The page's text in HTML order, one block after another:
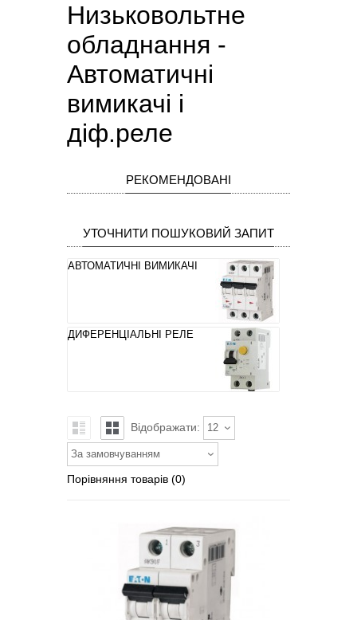
Низьковольтне
обладнання -
Автоматичні
вимикачі і
діф.реле
РЕКОМЕНДОВАНІ
УТОЧНИТИ ПОШУКОВИЙ ЗАПИТ
АВТОМАТИЧНІ ВИМИКАЧІ
ДИФЕРЕНЦІАЛЬНІ РЕЛЕ
Відображати: 12
За замовчуванням
Порівняння товарів (0)